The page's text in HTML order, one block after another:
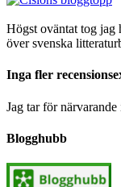
Högst oväntat tog jag
över svenska
Inga fler
Jag tar för
Blogghubb